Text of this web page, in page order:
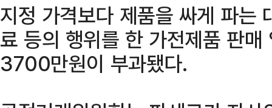
지정 가격보다 제품을 싸게 파는
료 등의 행위를 한 가전제품 판
3700만원이 부과됐다.